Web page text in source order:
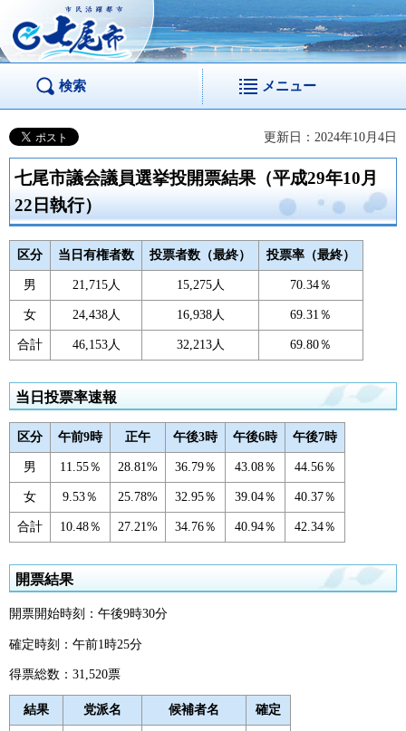
市民活躍都市 七尾
市
検索 メニュー
更新日：2024年10月4日
七尾市議会議員選挙投開票結果（平成29年10月
22日執行）
区分 当日有権者数 投票者数（最終） 投票率（最終）
男 21,715人 15,275人 70.34％
女 24,438人 16,938人 69.31％
合計 46,153人 32,213人 69.80％
当日投票率速報
区分 午前9時 正午 午後3時 午後6時 午後7時
男 11.55％ 28.81% 36.79％ 43.08％ 44.56％
女 9.53％ 25.78% 32.95％ 39.04％ 40.37％
合計 10.48％ 27.21% 34.76％ 40.94％ 42.34％
開票結果
開票開始時刻：午後9時30分
確定時刻：午前1時25分
得票総数：31,520票
結果 党派名 候補者名 確定